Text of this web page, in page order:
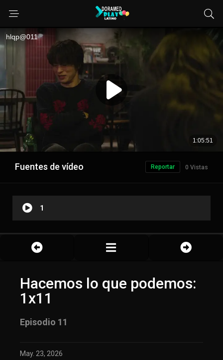
Fuentes de vídeo 0 Vistas
Reportar
1
Hacemos lo que podemos:
1x11
Episodio 11
May. 23, 2026